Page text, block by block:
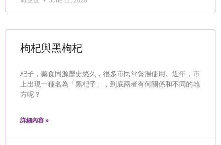
枸杞與黑枸杞
杞子，藥食同源歷史悠久，很多市民常煲湯使用。近年，市
上出現一種名為「黑杞子」，到底兩者有何關係和不同的地
方呢？
詳細內容 »